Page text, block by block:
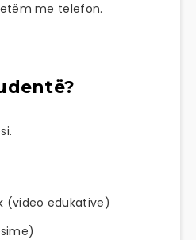
me telefon.
(video edukative)